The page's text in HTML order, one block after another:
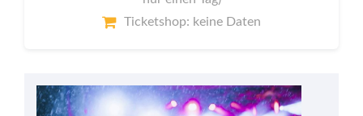
Ticketshop: keine Daten